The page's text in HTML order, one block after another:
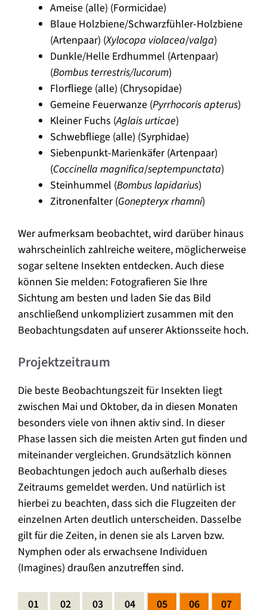
Ameise (alle) (Formicidae)
Blaue Holzbiene/Schwarzfühler-Holzbiene
(Artenpaar) (Xylocopa violacea/valga)
Dunkle/Helle Erdhummel (Artenpaar)
(Bombus terrestris/lucorum)
Florfliege (alle) (Chrysopidae)
Gemeine Feuerwanze (Pyrrhocoris apterus)
Kleiner Fuchs (Aglais urticae)
Schwebfliege (alle) (Syrphidae)
Siebenpunkt-Marienkäfer (Artenpaar)
(Coccinella magnifica/septempunctata)
Steinhummel (Bombus lapidarius)
Zitronenfalter (Gonepteryx rhamni)
Wer aufmerksam beobachtet, wird darüber hinaus
wahrscheinlich zahlreiche weitere, möglicherweise
sogar seltene Insekten entdecken. Auch diese
können Sie melden: Fotografieren Sie Ihre
Sichtung am besten und laden Sie das Bild
anschließend unkompliziert zusammen mit den
Beobachtungsdaten auf unserer Aktionsseite hoch.
Projektzeitraum
Die beste Beobachtungszeit für Insekten liegt
zwischen Mai und Oktober, da in diesen Monaten
besonders viele von ihnen aktiv sind. In dieser
Phase lassen sich die meisten Arten gut finden und
miteinander vergleichen. Grundsätzlich können
Beobachtungen jedoch auch außerhalb dieses
Zeitraums gemeldet werden. Und natürlich ist
hierbei zu beachten, dass sich die Flugzeiten der
einzelnen Arten deutlich unterscheiden. Dasselbe
gilt für die Zeiten, in denen sie als Larven bzw.
Nymphen oder als erwachsene Individuen
(Imagines) draußen anzutreffen sind.
01 02 03 04 05 06 07